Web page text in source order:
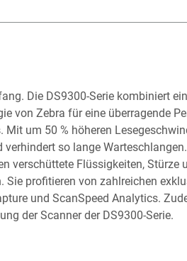
Die DS9300-Serie kombiniert
von Zebra für eine überragende
um 50 % höheren
so lange
Flüssigkeiten, Stürze
profitieren von zahlreichen
und ScanSpeed Analytics.
der Scanner der DS9300-Serie.